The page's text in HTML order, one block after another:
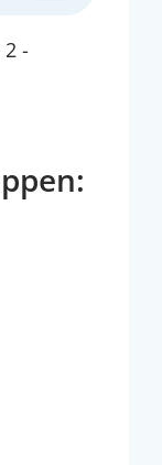
-